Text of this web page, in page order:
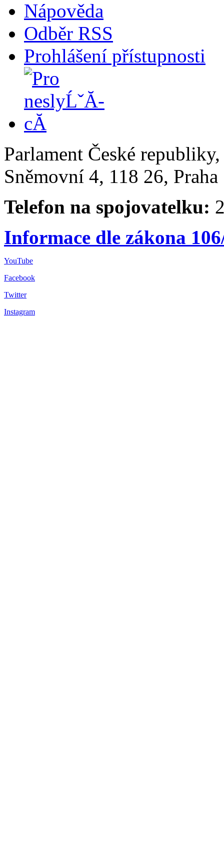
Nápověda
Odběr RSS
Prohlášení přístupnosti
Parlament České
Sněmovní 4, 118 26,
Telefon na spojovatelku:
Informace dle zákona
YouTube
Facebook
Twitter
Instagram